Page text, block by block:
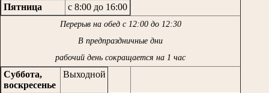
Пятница
с 8:00 до 16:00
Перерыв на обед с 12:00 до 12:30
В предпраздничные дни
рабочий день сокращается на 1 час
Суббота,
воскресенье
Выходной